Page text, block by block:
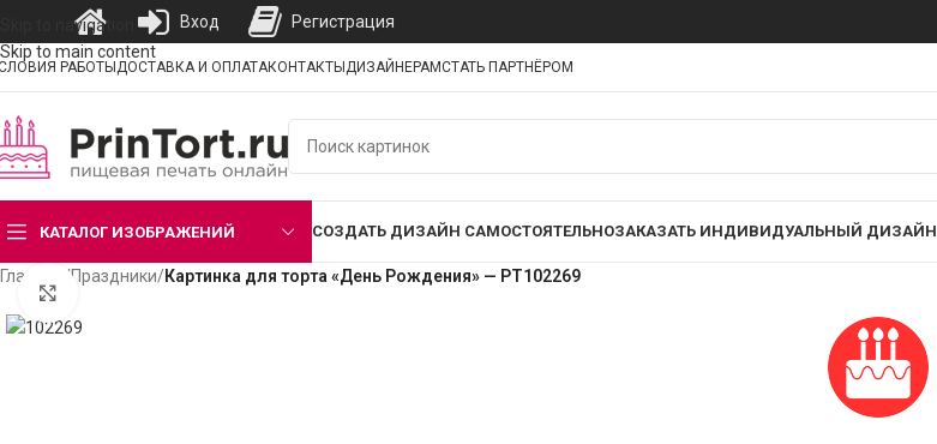
Skip to navigation
Skip to main content
РАБОТЫ ДОСТАВКА И ОПЛАТАКОНТАКТЫ ДИЗАЙНЕРАМСТАТЬ ПАРТНЁРОМ
КАТАЛОГ ИЗОБРАЖЕНИЙ СОЗДАТЬ ДИЗАЙН САМОСТОЯТЕЛЬНОЗАКАЗАТЬ ИНДИВИДУАЛЬНЫЙ ДИЗАЙН
Главная /Праздники/Картинка для торта «День Рождения» — PT102269
Вход Регистрация